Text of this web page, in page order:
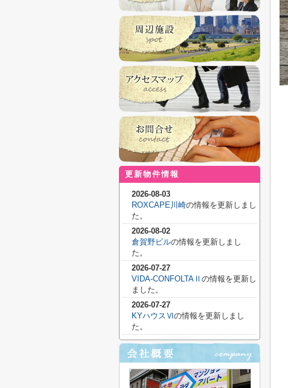
更新物件情報
2026-08-03
ROXCAPE川崎の情報を更新しまし
た。
2026-08-02
倉賀野ビルの情報を更新しまし
た。
2026-07-27
VIDA-CONFOLTAⅡ の情報を更新し
ました。
2026-07-27
KYハウスⅥの情報を更新しまし
た。